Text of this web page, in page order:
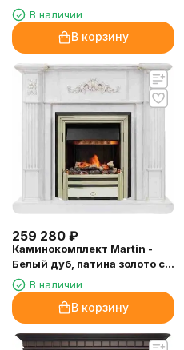
(Ширина 1100) с очагом
Cavendish
В наличии
В корзину
259 280 ₽
Каминокомплект Martin -
Белый дуб, патина золото с
очагом Cavendish
В наличии
В корзину